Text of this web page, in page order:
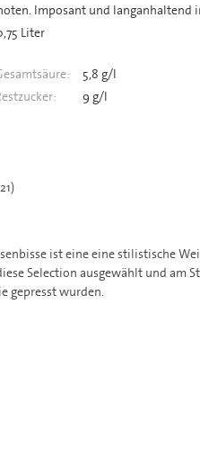
Imposant und langanhaltend
Liter
5,8 g/l
9 g/l
ist eine eine stilistische
Selection ausgewählt und am
gepresst wurden.